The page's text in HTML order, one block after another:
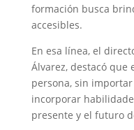
formación busca
accesibles.
En esa línea, el
Álvarez, destacó
persona, sin
incorporar
presente y el futuro